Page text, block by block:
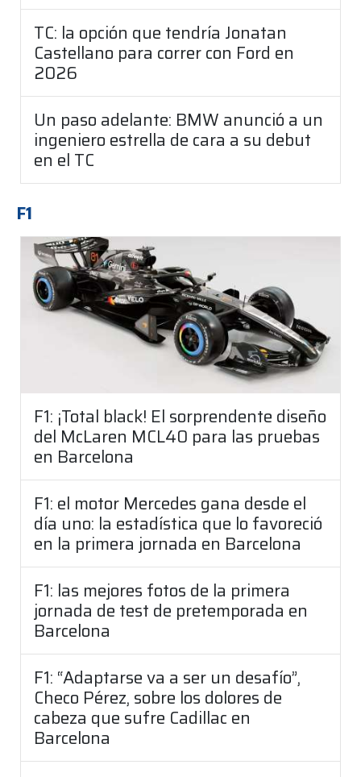
TC: la opción que tendría Jonatan
Castellano para correr con Ford en
2026
Un paso adelante: BMW anunció a un
ingeniero estrella de cara a su debut
en el TC
F1
F1: ¡Total black! El sorprendente diseño
del McLaren MCL40 para las pruebas
en Barcelona
F1: el motor Mercedes gana desde el
día uno: la estadística que lo favoreció
en la primera jornada en Barcelona
F1: las mejores fotos de la primera
jornada de test de pretemporada en
Barcelona
F1: “Adaptarse va a ser un desafío”,
Checo Pérez, sobre los dolores de
cabeza que sufre Cadillac en
Barcelona